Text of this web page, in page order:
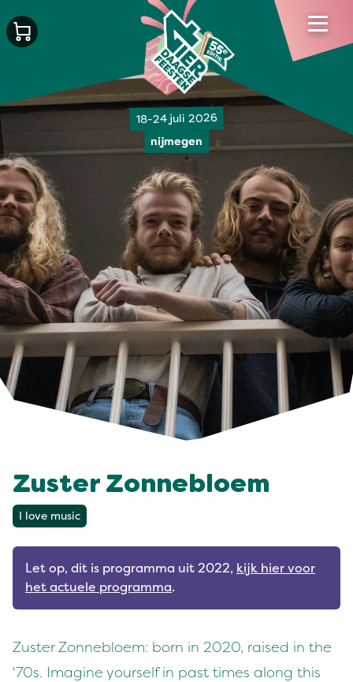
18-24 juli 2026
nijmegen
Zuster Zonnebloem
I love music
Let op, dit is programma uit 2022, kijk hier voor
het actuele programma.
Zuster Zonnebloem: born in 2020, raised in the
'70s. Imagine yourself in past times along this